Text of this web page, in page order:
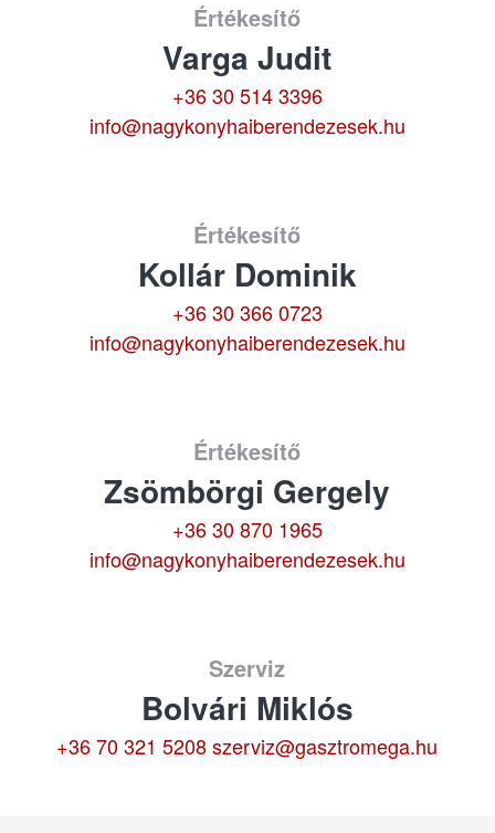
Értékesítő
Varga Judit
+36 30 514 3396
info@nagykonyhaiberendezesek.hu
Értékesítő
Kollár Dominik
+36 30 366 0723
info@nagykonyhaiberendezesek.hu
Értékesítő
Zsömbörgi Gergely
+36 30 870 1965
info@nagykonyhaiberendezesek.hu
Szerviz
Bolvári Miklós
+36 70 321 5208 szerviz@gasztromega.hu